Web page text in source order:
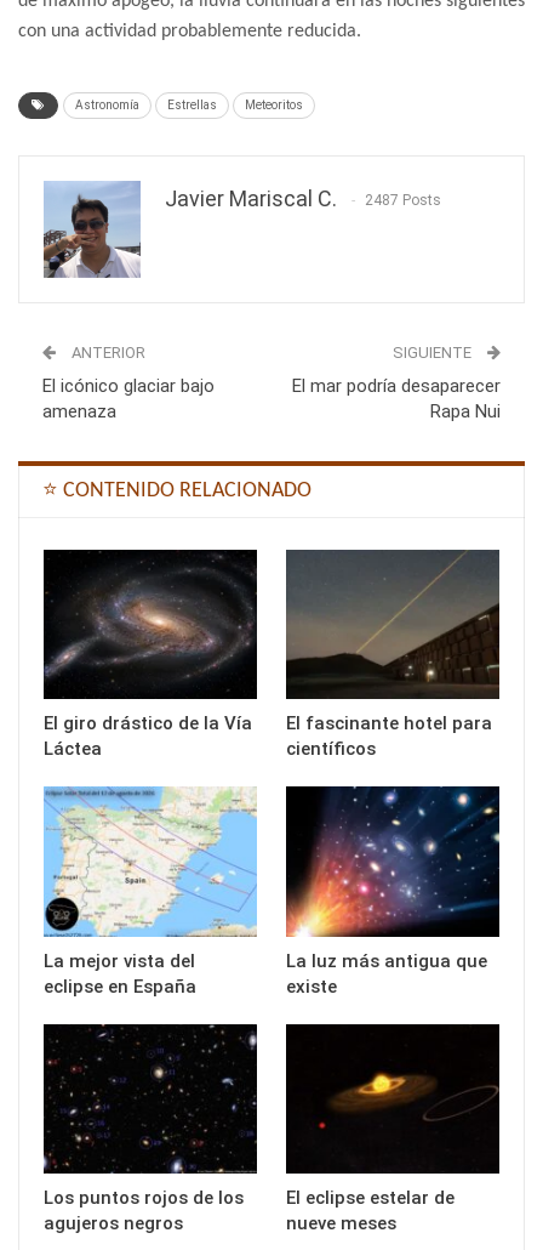
con una actividad probablemente reducida.
Astronomía Estrellas Meteoritos
Javier Mariscal C. 2487 Posts
ANTERIOR
El icónico glaciar bajo
amenaza
SIGUIENTE
El mar podría desaparecer
Rapa Nui
⭐ CONTENIDO RELACIONADO
El giro drástico de la Vía
Láctea
El fascinante hotel para
científicos
La mejor vista del
eclipse en España
La luz más antigua que
existe
Los puntos rojos de los
agujeros negros
El eclipse estelar de
nueve meses